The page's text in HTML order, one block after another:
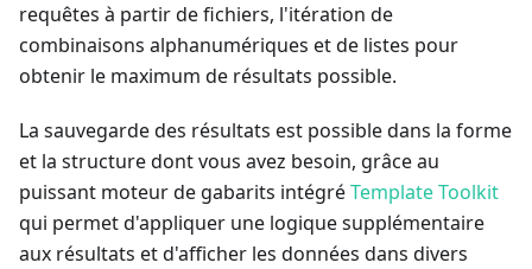
requêtes à partir de fichiers, l'itération de
combinaisons alphanumériques et de listes pour
obtenir le maximum de résultats possible.
La sauvegarde des résultats est possible dans la forme
et la structure dont vous avez besoin, grâce au
puissant moteur de gabarits intégréTemplate Toolkit
qui permet d'appliquer une logique supplémentaire
aux résultats et d'afficher les données dans divers